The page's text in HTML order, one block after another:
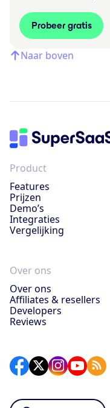
Probeer gratis
Naar boven
Product
Features
Prijzen
Demo’s
Integraties
Vergelijking
Over ons
Over ons
Affiliates & resellers
Developers
Reviews